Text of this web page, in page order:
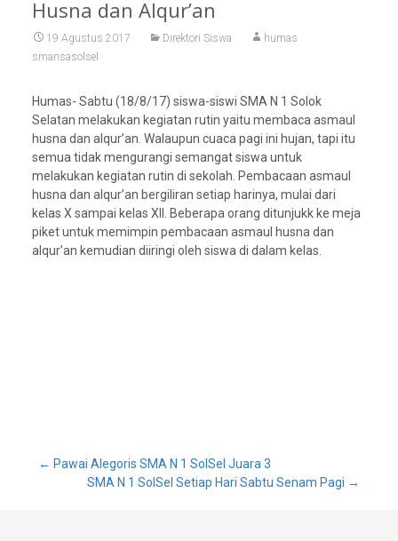
Husna dan Alqur’an
19 Agustus 2017 Direktori Siswa
humas
smansasolsel
Humas- Sabtu (18/8/17) siswa-siswi SMA N 1 Solok
Selatan melakukan kegiatan rutin yaitu membaca asmaul
husna dan alqur’an. Walaupun cuaca pagi ini hujan, tapi itu
semua tidak mengurangi semangat siswa untuk
melakukan kegiatan rutin di sekolah. Pembacaan asmaul
husna dan alqur’an bergiliran setiap harinya, mulai dari
kelas X sampai kelas XII. Beberapa orang ditunjukk ke meja
piket untuk memimpin pembacaan asmaul husna dan
alqur’an kemudian diiringi oleh siswa di dalam kelas.
Post
← Pawai Alegoris SMA N 1 SolSel Juara 3
SMA N 1 SolSel Setiap Hari Sabtu Senam Pagi →